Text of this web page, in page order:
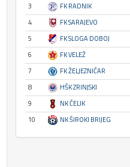
3
FK RADNIK
4
FK SARAJEVO
5
FK SLOGA DOBOJ
6
FK VELEŽ
7
FK ŽELJEZNIČAR
8
HŠK ZRINJSKI
9
NK ČELIK
10
NK ŠIROKI BRIJEG